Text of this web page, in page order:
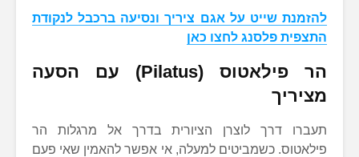
להזמנת שייט על אגם ציריך ונסיעה ברכבל לנקודת
התצפית פלסנג לחצו כאן
הר פילאטוס (Pilatus) עם הסעה
מציריך
תעברו דרך לוצרן הציורית בדרך אל מרגלות הר
פילאטוס. כשמביטים למעלה, אי אפשר להאמין שאי פעם